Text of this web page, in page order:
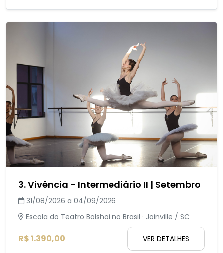
3. Vivência - Intermediário II | Setembro
31/08/2026 a 04/09/2026
Escola do Teatro Bolshoi no Brasil · Joinville / SC
R$ 1.390,00 VER DETALHES